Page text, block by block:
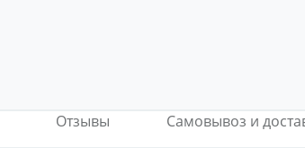
Отзывы Самовывоз и